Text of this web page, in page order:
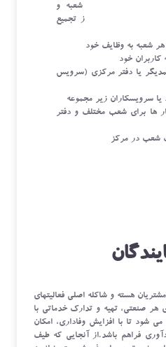
صورت مجزا برای هر شعبه و
آن و در صورت نیاز تجمیع
شعبه به وظایف خود
خود
یا دفتر مرکزی (سرویس
سرویسکاران زیر مجموعه
ها برای شعب مختلف و دفتر
شعب در مرکز
هسته و شاکله اصلی فعالیت­های
هر صنعتی، تهیه و تدارک خدماتی با
شود تا با افزایش وفاداری، امکان
فراهم باشد.از آنجایی که طیف